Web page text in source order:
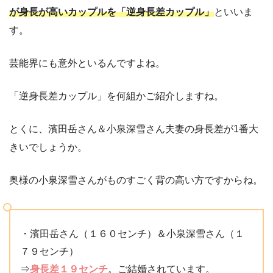
が身長が高いカップルを「逆身長差カップル」といいま
す。
芸能界にも意外といるんですよね。
「逆身長差カップル」を何組かご紹介しますね。
とくに、濱田岳さん＆小泉深雪さん夫妻の身長差が1番大
きいでしょうか。
奥様の小泉深雪さんがものすごく背の高い方ですからね。
・濱田岳さん（１６０センチ）＆小泉深雪さん（１
７９センチ）
⇒身長差１９センチ。ご結婚されています。